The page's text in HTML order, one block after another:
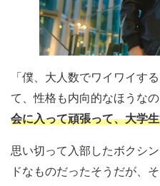
「僕、大人数でワイワイす
て、性格も内向的なほうな
会に入って頑張って、大学
思い切って入部したボクシ
ドなものだったそうだが、